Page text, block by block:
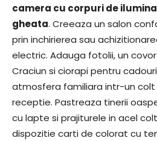
camera cu corpuri de
gheata. Creeaza un salon
prin inchirierea sau
electric. Adauga fotolii, un
Craciun si ciorapi pentru
atmosfera familiara intr-un
receptie. Pastreaza tinerii
cu lapte si prajiturele in acel
dispozitie carti de colorat cu